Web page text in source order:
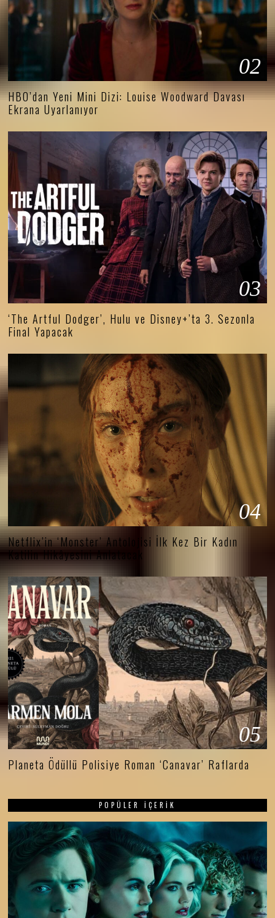
02
HBO’dan Yeni Mini Dizi: Louise Woodward Davası
Ekrana Uyarlanıyor
03
‘The Artful Dodger’, Hulu ve Disney+’ta 3. Sezonla
Final Yapacak
04
Netflix’in ‘Monster’ Antolojisi İlk Kez Bir Kadın
Katilin Hikâyesini Anlatacak
05
Planeta Ödüllü Polisiye Roman ‘Canavar’ Raflarda
POPÜLER İÇERIK